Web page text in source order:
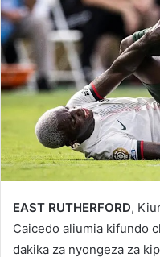
EAST RUTHERFORD,
Caicedo aliumia kifundo
dakika za nyongeza za